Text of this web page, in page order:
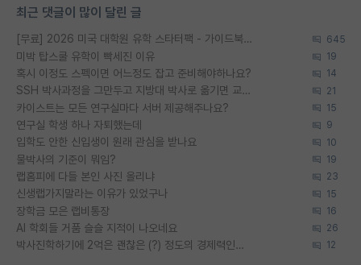
최근 댓글이 많이 달린 글
[무료] 2026 미국 대학원 유학 스타터팩 - 가이드북 & 합격자 컨택메일 템플릿 645
미박 탑스쿨 유학이 빡세진 이유 19
혹시 이정도 스펙이면 어느정도 잡고 준비해야하나요? 14
SSH 박사과정을 그만두고 지방대 박사로 옮기면 교수의 꿈은 끝일까요? 21
카이스트는 모든 연구실마다 서버 제공해주나요? 15
연구실 학생 하나 자퇴했는데 9
입학도 안한 신입생이 원래 관심을 받나요 10
물박사의 기준이 뭐임? 19
랩홈피에 다들 본인 사진 올리냐 23
신생랩가지말라는 이유가 있었구나 15
장학금 모은 랩비통장 16
AI 학회들 거품 슬슬 지적이 나오네요 26
박사진학하기에 2억은 괜찮은 (?) 정도의 경제력인가요 12